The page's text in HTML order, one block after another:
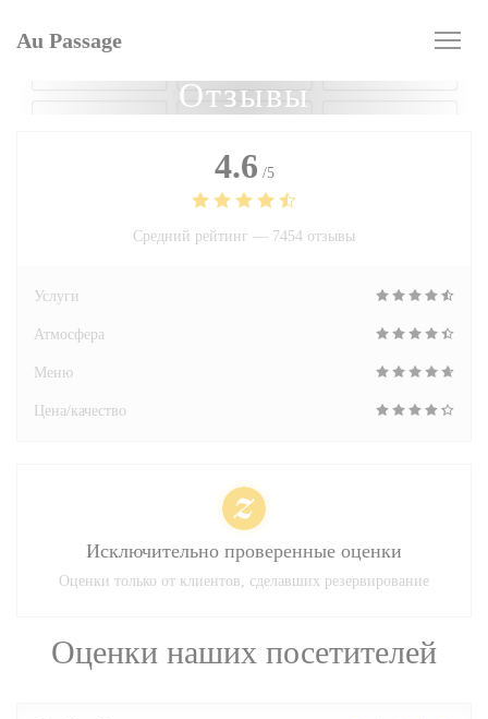
Au Passage
Отзывы
Оценки наших посетителей
4.6 /5
Средний рейтинг — 7454 отзывы
Услуги
Атмосфера
Меню
Цена/качество
Исключительно проверенные оценки
Оценки только от клиентов, сделавших резервирование